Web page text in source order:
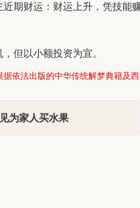
期财运：财运上升，凭技能
但以小额投资为宜。
依法出版的中华传统解梦典籍及
为家人买水果